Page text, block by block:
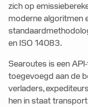
zich op
moderne algoritmen
en ISO 14083.
Searoutes is een
toegevoegd aan de
verladers,
hen in staat